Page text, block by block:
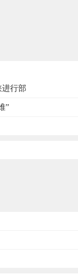
行部
”